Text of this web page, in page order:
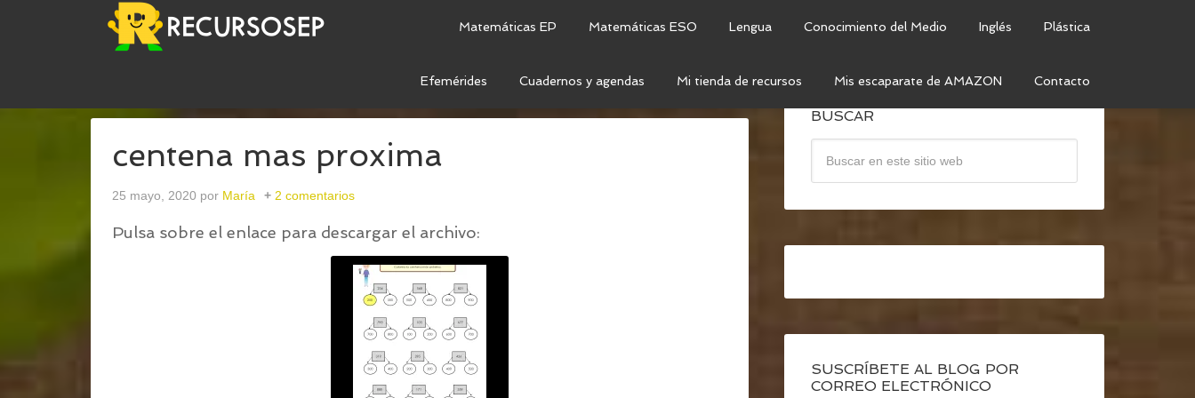
Matemáticas EP Matemáticas ESO Lengua Conocimiento del Medio Inglés Plástica
Efemérides Cuadernos y agendas Mi tienda de recursos Mis escaparate de AMAZON Contacto
CENTENA MAS PROXIMA
centena mas proxima
25 mayo, 2020 por María 2 comentarios
Pulsa sobre el enlace para descargar el archivo:
BUSCAR
SUSCRÍBETE AL BLOG POR
CORREO ELECTRÓNICO